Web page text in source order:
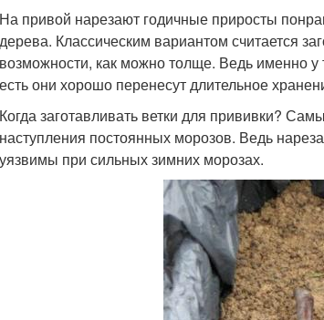
На привой нарезают годичные приросты
дерева. Классическим вариантом считается
возможности, как можно толще. Ведь именно у
есть они хорошо перенесут длительное
Когда заготавливать ветки для прививки?
наступления постоянных морозов. Ведь
уязвимы при сильных зимних морозах.